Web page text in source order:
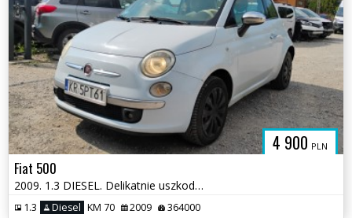
4 900 PLN
Fiat 500
2009. 1.3 DIESEL. Delikatnie uszkodzony tył. Jeździ
1.3 Diesel KM 70 2009 364000